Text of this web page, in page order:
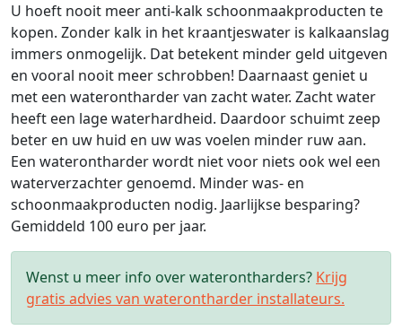
U hoeft nooit meer anti-kalk schoonmaakproducten te
kopen. Zonder kalk in het kraantjeswater is kalkaanslag
immers onmogelijk. Dat betekent minder geld uitgeven
en vooral nooit meer schrobben! Daarnaast geniet u
met een waterontharder van zacht water. Zacht water
heeft een lage waterhardheid. Daardoor schuimt zeep
beter en uw huid en uw was voelen minder ruw aan.
Een waterontharder wordt niet voor niets ook wel een
waterverzachter genoemd. Minder was- en
schoonmaakproducten nodig. Jaarlijkse besparing?
Gemiddeld 100 euro per jaar.
Wenst u meer info over waterontharders? Krijg
gratis advies van waterontharder installateurs.